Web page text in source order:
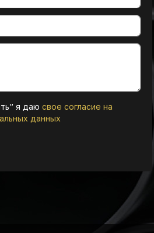
я даю свое согласие на
данных